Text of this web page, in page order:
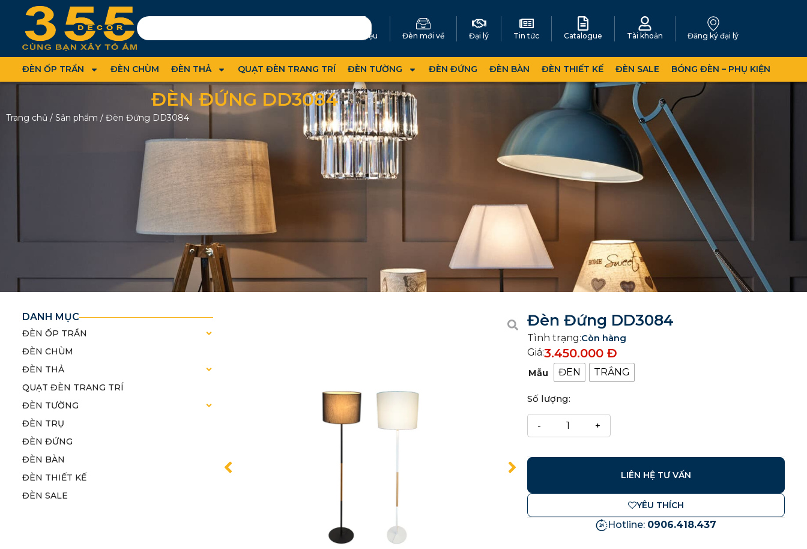
Giới thiệu Đèn mới về Đại lý Tin tức Catalogue Tài khoản Đăng ký đại lý
ĐÈN ỐP TRẦN ĐÈN CHÙM ĐÈN THẢ QUẠT ĐÈN TRANG TRÍ ĐÈN TƯỜNG ĐÈN ĐỨNG ĐÈN BÀN ĐÈN THIẾT KẾ ĐÈN SALE BÓNG ĐÈN – PHỤ KIỆN
ĐÈN ĐỨNG DD3084
Trang chủ / Sản phẩm / Đèn Đứng DD3084
DANH MỤC
ĐÈN ỐP TRẦN
ĐÈN CHÙM
ĐÈN THẢ
QUẠT ĐÈN TRANG TRÍ
ĐÈN TƯỜNG
ĐÈN TRỤ
ĐÈN ĐỨNG
ĐÈN BÀN
ĐÈN THIẾT KẾ
ĐÈN SALE
Đèn Đứng DD3084
Tình trạng:Còn hàng
Giá:3.450.000Đ
Mẫu ĐEN TRẮNG
Số lượng:
LIÊN HỆ TƯ VẤN
YÊU THÍCH
Hotline: 0906.418.437